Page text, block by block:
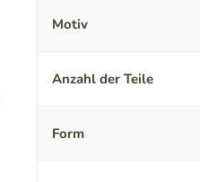
Motiv
Anzahl der Teile
Form